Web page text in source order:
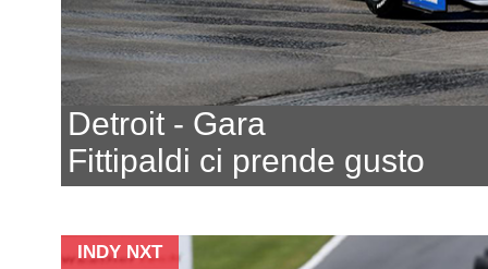
Detroit - Gara
Fittipaldi ci prende gusto
INDY NXT